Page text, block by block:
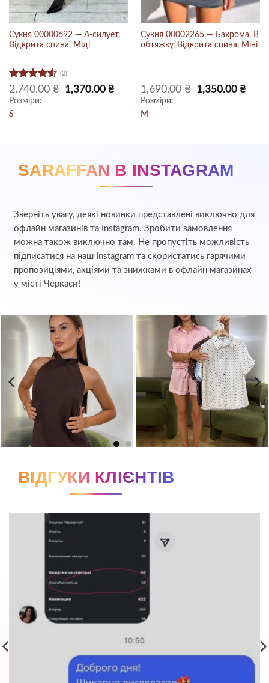
Сукня 00000692 — А-силует,
Відкрита спина, Міді
Оцінено
в4.5з 5
(2)
2,740.00₴
Оригінальна
ціна:
1,370.00₴ Поточна
1,370.00 ₴.
Розміри:
S
Сукня 00002265 — Бахрома, В
обтяжку, Відкрита спина, Міні
1,690.00₴
Оригінальна
ціна:
1,350.00₴
Розміри:
M
SARAFFAN В INSTAGRAM
Зверніть увагу, деякі новинки представлені виключно для
офлайн магазинів та Instagram. Зробити замовлення
можна також виключно там. Не пропустіть можливість
підписатися на наш Instagram та скористатись гарячими
пропозиціями, акціями та знижками в офлайн магазинах
у місті Черкаси!
ВІДГУКИ КЛІЄНТІВ